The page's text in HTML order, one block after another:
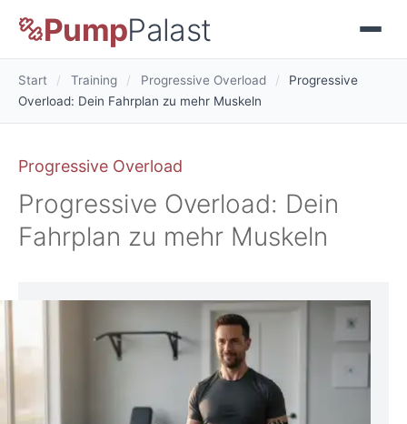
PumpPalast
Start / Training / Progressive Overload /
Progressive
Overload: Dein Fahrplan zu mehr Muskeln
Progressive Overload
Progressive Overload: Dein
Fahrplan zu mehr Muskeln